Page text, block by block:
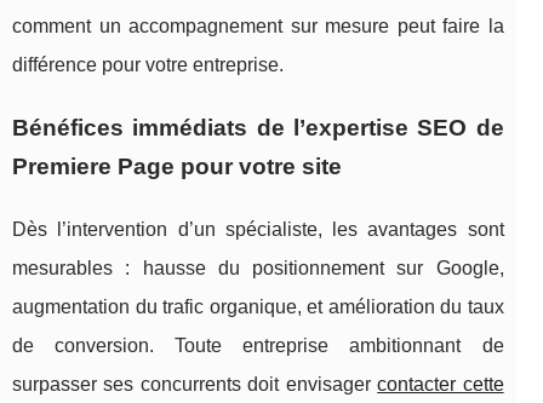
comment un accompagnement sur mesure peut faire la
différence pour votre entreprise.
Bénéfices immédiats de l’expertise SEO de
Premiere Page pour votre site
Dès l’intervention d’un spécialiste, les avantages sont
mesurables : hausse du positionnement sur Google,
augmentation du trafic organique, et amélioration du taux
de conversion. Toute entreprise ambitionnant de
surpasser ses concurrents doit envisagercontacter cette